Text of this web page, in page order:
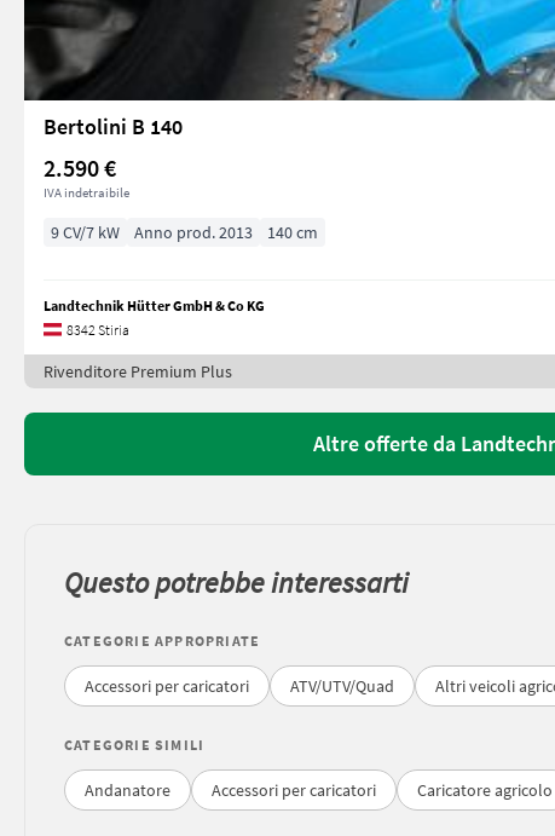
Bertolini B 140
2.590 €
IVA indetraibile
9 CV/7 kW Anno prod. 2013 140 cm
Landtechnik Hütter GmbH & Co KG
8342 Stiria
Rivenditore Premium Plus
Altre offerte da
Questo potrebbe interessarti
CATEGORIE APPROPRIATE
Accessori per caricatori ATV/UTV/Quad Altri veicoli
CATEGORIE SIMILI
Andanatore Accessori per caricatori Caricatore agricolo